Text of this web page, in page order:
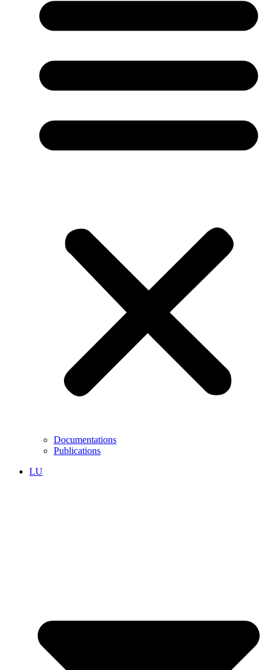
Documentations
Publications
LU